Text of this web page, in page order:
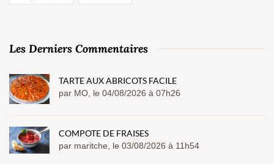
Les Derniers Commentaires
TARTE AUX ABRICOTS FACILE
par MO, le 04/08/2026 à 07h26
COMPOTE DE FRAISES
par maritche, le 03/08/2026 à 11h54